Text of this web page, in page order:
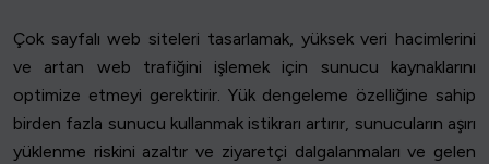
Çok sayfalı web siteleri tasarlamak, yüksek veri hacimlerini
ve artan web trafiğini işlemek için sunucu kaynaklarını
optimize etmeyi gerektirir. Yük dengeleme özelliğine sahip
birden fazla sunucu kullanmak istikrarı artırır, sunucuların aşırı
yüklenme riskini azaltır ve ziyaretçi dalgalanmaları ve gelen